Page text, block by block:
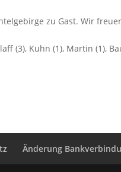
zu Gast. Wir
(3), Kuhn (1), Martin (1),
Änderung